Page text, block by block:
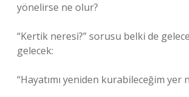
yönelirse ne olur?
“Kertik neresi?” sorusu belki de
gelecek:
“Hayatımı yeniden kurabileceğim yer